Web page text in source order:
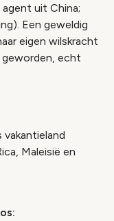
uit China;
Een geweldig
eigen wilskracht
echt
Maleisië en